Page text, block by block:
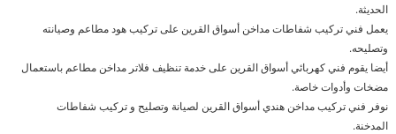
الحديثة.
يعمل فني تركيب شفاطات مداخن أسواق القرين على تركيب هود مطاعم وصيانته
وتصليحه.
أيضا يقوم فني كهربائي أسواق القرين على خدمة تنظيف فلاتر مداخن مطاعم باستعمال
مضخات وأدوات خاصة.
نوفر فني تركيب مداخن هندي أسواق القرين لصيانة وتصليح و تركيب شفاطات
المدخنة.